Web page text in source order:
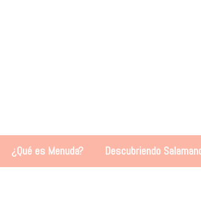
¿Qué es Menuda? Descubriendo